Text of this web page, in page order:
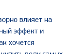
влияет на
эффект и
хочется